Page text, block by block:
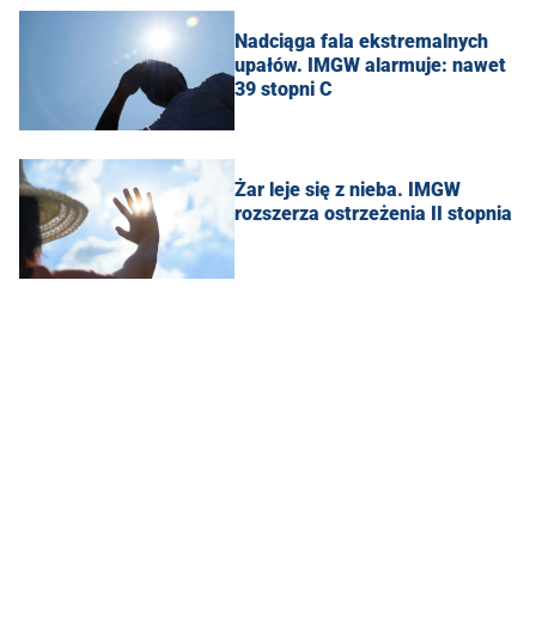
Nadciąga fala ekstremalnych
upałów. IMGW alarmuje: nawet
39 stopni C
Żar leje się z nieba. IMGW
rozszerza ostrzeżenia II stopnia